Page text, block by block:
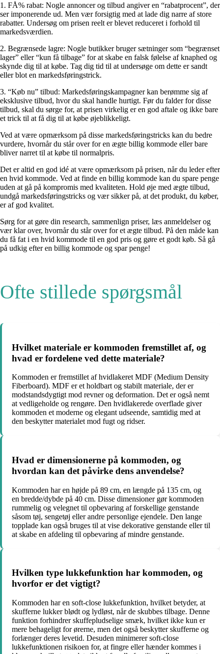
1. FÅ% rabat: Nogle annoncer og tilbud angiver en “rabatprocent”, der
ser imponerende ud. Men vær forsigtig med at lade dig narre af store
rabatter. Undersøg om prisen reelt er blevet reduceret i forhold til
markedsværdien.
2. Begrænsede lagre: Nogle butikker bruger sætninger som “begrænset
lager” eller “kun få tilbage” for at skabe en falsk følelse af knaphed og
skynde dig til at købe. Tag dig tid til at undersøge om dette er sandt
eller blot en markedsføringstrick.
3. “Køb nu” tilbud: Markedsføringskampagner kan berømme sig af
eksklusive tilbud, hvor du skal handle hurtigt. Før du falder for disse
tilbud, skal du sørge for, at prisen virkelig er en god aftale og ikke bare
et trick til at få dig til at købe øjeblikkeligt.
Ved at være opmærksom på disse markedsføringstricks kan du bedre
vurdere, hvornår du står over for en ægte billig kommode eller bare
bliver narret til at købe til normalpris.
Det er altid en god idé at være opmærksom på prisen, når du leder efter
en hvid kommode. Ved at finde en billig kommode kan du spare penge
uden at gå på kompromis med kvaliteten. Hold øje med ægte tilbud,
undgå markedsføringstricks og vær sikker på, at det produkt, du køber,
er af god kvalitet.
Sørg for at gøre din research, sammenlign priser, læs anmeldelser og
vær klar over, hvornår du står over for et ægte tilbud. På den måde kan
du få fat i en hvid kommode til en god pris og gøre et godt køb. Så gå
på udkig efter en billig kommode og spar penge!
Ofte stillede spørgsmål
Hvilket materiale er kommoden fremstillet af, og
hvad er fordelene ved dette materiale?
Kommoden er fremstillet af hvidlakeret MDF (Medium Density
Fiberboard). MDF er et holdbart og stabilt materiale, der er
modstandsdygtigt mod revner og deformation. Det er også nemt
at vedligeholde og rengøre. Den hvidlakerede overflade giver
kommoden et moderne og elegant udseende, samtidig med at
den beskytter materialet mod fugt og ridser.
Hvad er dimensionerne på kommoden, og
hvordan kan det påvirke dens anvendelse?
Kommoden har en højde på 89 cm, en længde på 135 cm, og
en bredde/dybde på 40 cm. Disse dimensioner gør kommoden
rummelig og velegnet til opbevaring af forskellige genstande
såsom tøj, sengetøj eller andre personlige ejendele. Den lange
topplade kan også bruges til at vise dekorative genstande eller til
at skabe en afdeling til opbevaring af mindre genstande.
Hvilken type lukkefunktion har kommoden, og
hvorfor er det vigtigt?
Kommoden har en soft-close lukkefunktion, hvilket betyder, at
skufferne lukker blødt og lydløst, når de skubbes tilbage. Denne
funktion forhindrer skuffepludselige smæk, hvilket ikke kun er
mere behageligt for ørerne, men det også beskytter skufferne og
forlænger deres levetid. Desuden minimerer soft-close
lukkefunktionen risikoen for, at fingre eller hænder kommes i